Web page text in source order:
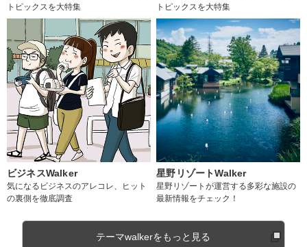
トピックスを大特集
トピックスを大特集
ビジネスWalker
気になるビジネスのアレコレ、ヒット
の裏側を徹底調査
星野リゾートWalker
星野リゾートが運営する多彩な施設の
最新情報をチェック！
テーマwalkerをもっと見る